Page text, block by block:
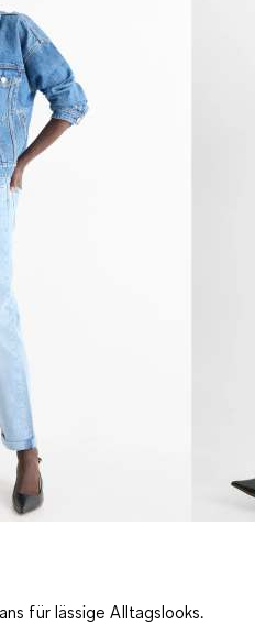
für lässige Alltagslooks.